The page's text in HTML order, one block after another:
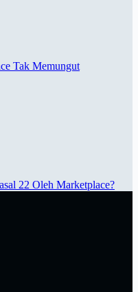
Tak Memungut
22 Oleh Marketplace?